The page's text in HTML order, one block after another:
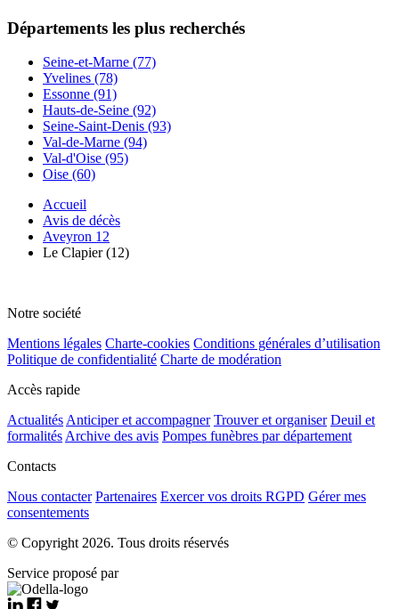
Départements les plus recherchés
Seine-et-Marne (77)
Yvelines (78)
Essonne (91)
Hauts-de-Seine (92)
Seine-Saint-Denis (93)
Val-de-Marne (94)
Val-d'Oise (95)
Oise (60)
Accueil
Avis de décès
Aveyron 12
Le Clapier (12)
Notre société
Mentions légales Charte-cookies Conditions générales d’utilisation
Politique de confidentialité Charte de modération
Accès rapide
Actualités Anticiper et accompagner Trouver et organiser Deuil et
formalités Archive des avis Pompes funèbres par département
Contacts
Nous contacter Partenaires Exercer vos droits RGPD Gérer mes
consentements
© Copyright 2026. Tous droits réservés
Service proposé par